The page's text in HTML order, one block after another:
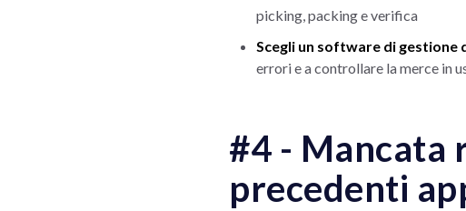
picking, packing e verifica
Scegli un software di gestione
errori e a controllare la merce in
#4 - Mancata
precedenti